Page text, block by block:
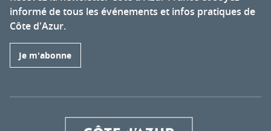
informé de tous les événements et infos pratiques de
Côte d'Azur.
Je m'abonne